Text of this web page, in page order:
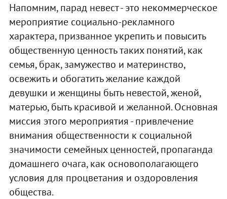
Напомним, парад невест - это некоммерческое
мероприятие социально-рекламного
характера, призванное укрепить и повысить
общественную ценность таких понятий, как
семья, брак, замужество и материнство,
освежить и обогатить желание каждой
девушки и женщины быть невестой, женой,
матерью, быть красивой и желанной. Основная
миссия этого мероприятия - привлечение
внимания общественности к социальной
значимости семейных ценностей, пропаганда
домашнего очага, как основополагающего
условия для процветания и оздоровления
общества.